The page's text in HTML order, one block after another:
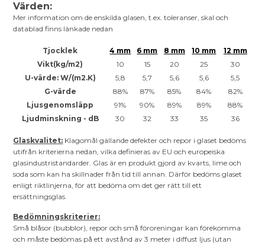
Värden:
Mer information om de enskilda glasen, t.ex. toleranser, skal och
datablad finns länkade nedan
Tjocklek 4 mm 6 mm 8 mm 10 mm
12 mm
Vikt(kg/m2)
10 15 20 25
30
U-värde: W/(m2.K)
5,8 5,7 5,6 5,6
5,5
G-värde
88% 87% 85% 84%
82%
Ljusgenomsläpp
91% 90% 89% 89%
88%
Ljudminskning - dB
30 32 33 35 36
Glaskvalitet: Klagomål gällande defekter och repor i glaset bedöms
utifrån kriterierna nedan, vilka definieras av EU och europeiska
glasindustristandarder. Glas är en produkt gjord av kvarts, lime och
soda som kan ha skillnader från tid till annan. Därför bedöms glaset
enligt riktlinjerna, för att bedöma om det ger rätt till ett
ersättningsglas.
Bedömningskriterier:
Små blåsor (bubblor), repor och små föroreningar kan förekomma
och måste bedömas på ett avstånd av 3 meter i diffust ljus (utan